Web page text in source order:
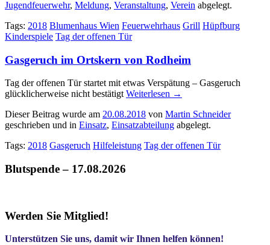
Jugendfeuerwehr, Meldung, Veranstaltung, Verein abgelegt.
Tags: 2018 Blumenhaus Wien Feuerwehrhaus Grill Hüpfburg
Kinderspiele Tag der offenen Tür
Gasgeruch im Ortskern von Rodheim
Tag der offenen Tür startet mit etwas Verspätung – Gasgeruch
glücklicherweise nicht bestätigtWeiterlesen →
Dieser Beitrag wurde am 20.08.2018 von Martin Schneider
geschrieben und in Einsatz, Einsatzabteilung abgelegt.
Tags: 2018 Gasgeruch Hilfeleistung Tag der offenen Tür
Blutspende – 17.08.2026
Werden Sie Mitglied!
Unterstützen Sie uns, damit wir Ihnen helfen können!